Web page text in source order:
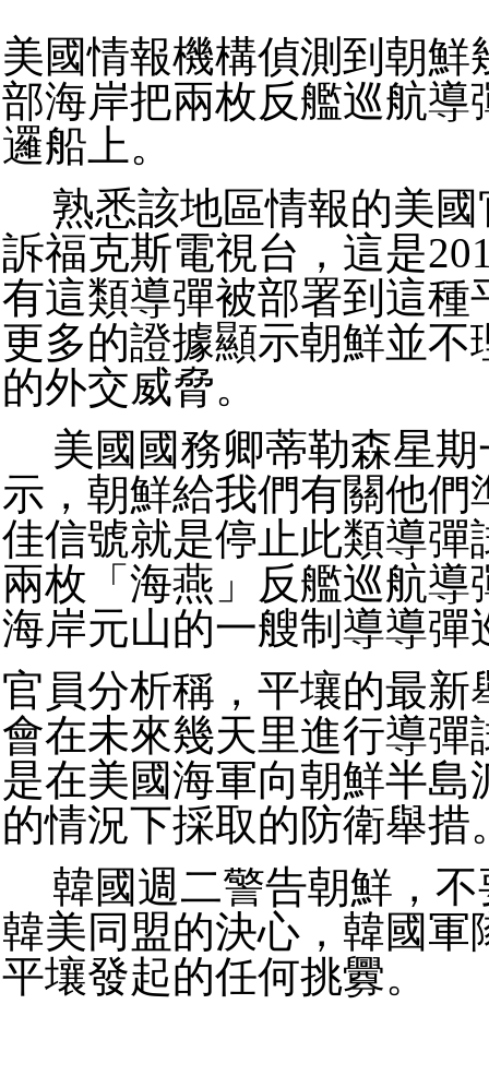
美國情報機構偵測到朝鮮
部海岸把兩枚反艦巡航導
邏船上。
熟悉該地區情報的美國
訴福克斯電視台，這是
有這類導彈被部署到這種
更多的證據顯示朝鮮並不
的外交威脅。
美國國務卿蒂勒森星期
示，朝鮮給我們有關他們
佳信號就是停止此類導彈
兩枚「海燕」反艦巡航導
海岸元山的一艘制導導
官員分析稱，平壤的最新
會在未來幾天里進行導彈
是在美國海軍向朝鮮半島
的情況下採取的防衛舉措
韓國週二警告朝鮮，不
韓美同盟的決心，韓國軍
平壤發起的任何挑釁。